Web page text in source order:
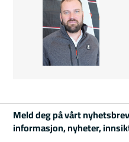
Meld deg på vårt
informasjon, nyheter,